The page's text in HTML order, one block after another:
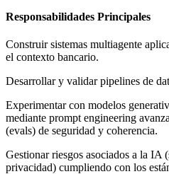
Responsabilidades Principales
Construir sistemas multiagente
el contexto bancario.
Desarrollar y validar pipelines de
Experimentar con modelos
mediante prompt engineering
(evals) de seguridad y coherencia.
Gestionar riesgos asociados a la IA
privacidad) cumpliendo con los